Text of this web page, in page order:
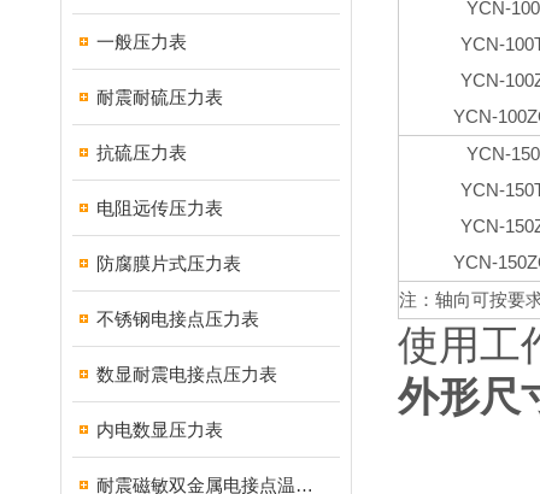
一般压力表
耐震耐硫压力表
抗硫压力表
电阻远传压力表
防腐膜片式压力表
不锈钢电接点压力表
数显耐震电接点压力表
内电数显压力表
耐震磁敏双金属电接点温度计
YCN-100
YCN-
YCN-
YCN-
YCN-150
YCN-
YCN-
YCN-
注：轴向可按要
使用工
外形尺